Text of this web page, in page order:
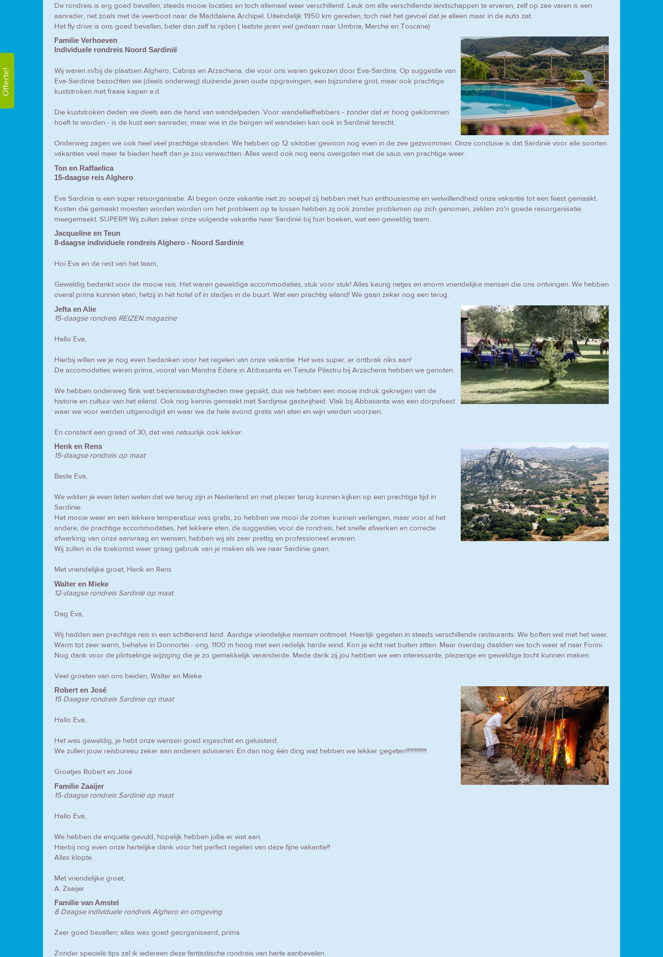
Offerte!
De rondreis is erg goed bevallen, steeds mooie locaties en toch allemaal weer verschillend. Leuk om alle verschillende landschappen te ervaren, zelf op zee varen is een
aanrader, net zoals met de veerboot naar de Maddalena Archipel. Uiteindelijk 1950 km gereden, toch niet het gevoel dat je alleen maar in de auto zat.
Het fly drive is ons goed bevallen, beter dan zelf te rijden ( laatste jaren wel gedaan naar Umbrie, Marche en Toscane)
Familie Verhoeven
Individuele rondreis Noord Sardinië
Wij waren in/bij de plaatsen Alghero, Cabras en Arzachena, die voor ons waren gekozen door Eva-Sardina. Op suggestie van
Eva-Sardinia bezochten we (deels onderweg) duizende jaren oude opgravingen, een bijzondere grot, maar ook prachtige
kuststroken met fraaie kapen e.d.
Die kuststroken deden we deels aan de hand van wandelpaden. Voor wandelliefhebbers - zonder dat er hoog geklommen
hoeft te worden - is de kust een aanrader, maar wie in de bergen wil wandelen kan ook in Sardinië terecht.
Onderweg zagen we ook heel veel prachtige stranden. We hebben op 12 oktober gewoon nog even in de zee gezwommen. Onze conclusie is dat Sardinië voor alle soorten
vakanties veel meer te bieden heeft dan je zou verwachten. Alles werd ook nog eens overgoten met de saus van prachtige weer.
Ton en Raffaelica
15-daagse reis Alghero
Eva Sardinia is een super reisorganisatie. Al begon onze vakantie niet zo soepel zij hebben met hun enthousiasme en welwillendheid onze vakantie tot een feest gemaakt.
Kosten die gemaakt moesten worden worden om het probleem op te lossen hebben zij ook zonder problemen op zich genomen, zelden zo'n goede reisorganisatie
meegemaakt. SUPER!!! Wij zullen zeker onze volgende vakantie naar Sardinië bij hun boeken, wat een geweldig team.
Jacqueline en Teun
8-daagse individuele rondreis Alghero - Noord Sardinie
Hoi Eva en de rest van het team,
Geweldig bedankt voor de mooie reis. Het waren geweldige accommodaties, stuk voor stuk! Alles keurig netjes en enorm vriendelijke mensen die ons ontvingen. We hebben
overal prima kunnen eten, hetzij in het hotel of in stadjes in de buurt. Wat een prachtig eiland! We gaan zeker nog een terug.
Jefta en Alie
15-daagse rondreis REIZEN magazine
Hallo Eva,
Hierbij willen we je nog even bedanken voor het regelen van onze vakantie. Het was super, er ontbrak niks aan!
De accomodaties waren prima, vooral van Mandra Edera in Abbasanta en Tenuta Pilastru bij Arzachena hebben we genoten.
We hebben onderweg flink wat bezienswaardigheden mee gepakt, dus we hebben een mooie indruk gekregen van de
historie en cultuur van het eiland. Ook nog kennis gemaakt met Sardijnse gastvrijheid. Vlak bij Abbasanta was een dorpsfeest
waar we voor werden uitgenodigd en waar we de hele avond gratis van eten en wijn werden voorzien.
En constant een graad of 30, dat was natuurlijk ook lekker.
Henk en Rens
15-daagse rondreis op maat
Beste Eva,
We wilden je even laten weten dat we terug zijn in Nederland en met plezier terug kunnen kijken op een prachtige tijd in
Sardinie.
Het mooie weer en een lekkere temperatuur was gratis, zo hebben we mooi de zomer kunnen verlengen, maar voor al het
andere, de prachtige accommodaties, het lekkere eten, de suggesties voor de rondreis, het snelle afwerken en correcte
afwerking van onze aanvraag en wensen, hebben wij als zeer prettig en professioneel ervaren.
Wij zullen in de toekomst weer graag gebruik van je maken als we naar Sardinie gaan.
Met vriendelijke groet, Henk en Rens
Walter en Mieke
12-daagse rondreis Sardinië op maat
Dag Eva,
Wij hadden een prachtige reis in een schitterend land. Aardige vriendelijke mensen ontmoet. Heerlijk gegeten in steeds verschillende restaurants. We boften wel met het weer.
Warm tot zeer warm, behalve in Donnortei - ong. 1100 m hoog met een redelijk harde wind. Kon je echt niet buiten zitten. Maar overdag daalden we toch weer af naar Fonni.
Nog dank voor de plotselinge wijziging die je zo gemakkelijk veranderde. Mede dank zij jou hebben we een interessante, plezierige en geweldige tocht kunnen maken.
Veel groeten van ons beiden, Walter en Mieke
Robert en José
15 Daagse rondreis Sardinie op maat
Hallo Eva,
Het was geweldig, je hebt onze wensen goed ingeschat en geluisterd.
We zullen jouw reisbureau zeker aan anderen adviseren. En dan nog één ding wat hebben we lekker gegeten!!!!!!!!!!!!!!
Groetjes Robert en José
Familie Zaaijer
15-daagse rondreis Sardinië op maat
Hallo Eva,
We hebben de enquete gevuld, hopelijk hebben jullie er wat aan.
Hierbij nog even onze hartelijke dank voor het perfect regelen van deze fijne vakantie!!
Alles klopte.
Met vriendelijke groet,
A. Zaaijer
Familie van Amstel
8 Daagse individuele rondreis Alghero en omgeving
Zeer goed bevallen; alles was goed georganiseerd; prima.
Zonder speciale tips zal ik iedereen deze fantastische rondreis van harte aanbevelen.